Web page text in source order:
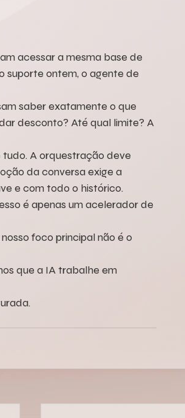
acessar a mesma base de
suporte ontem, o agente de
saber exatamente o que
desconto? Até qual limite? A
tudo. A orquestração deve
da conversa exige a
e com todo o histórico.
é apenas um acelerador de
foco principal não é o
que a IA trabalhe em